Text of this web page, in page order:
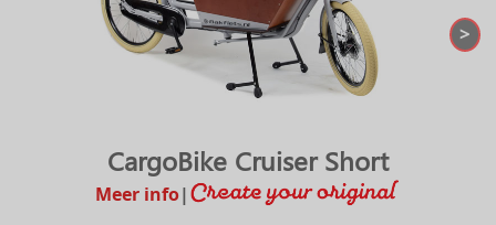
CargoBike Cruiser Short
Meer info|
>